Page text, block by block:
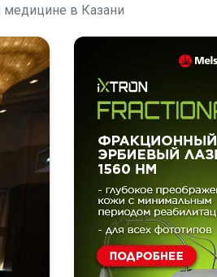
медицине в Казани